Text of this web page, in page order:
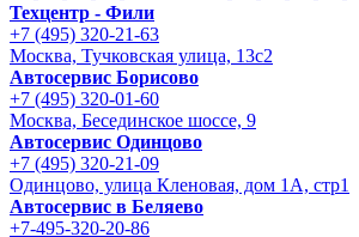
Техцентр - Фили
+7 (495) 320-21-63
Москва, Тучковская улица, 13с2
Автосервис Борисово
+7 (495) 320-01-60
Москва, Бесединское шоссе, 9
Автосервис Одинцово
+7 (495) 320-21-09
Одинцово, улица Кленовая, дом 1А, стр1
Автосервис в Беляево
+7-495-320-20-86